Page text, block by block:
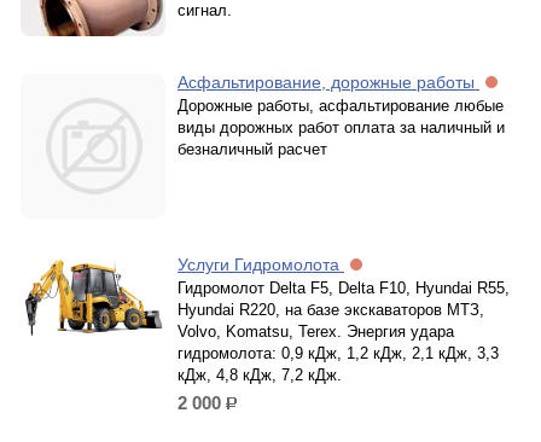
сигнал.
Асфальтирование, дорожные работы
Дорожные работы, асфальтирование любые
виды дорожных работ оплата за наличный и
безналичный расчет
Услуги Гидромолота
Гидромолот Delta F5, Delta F10, Hyundai R55,
Hyundai R220, на базе экскаваторов МТЗ,
Volvo, Komatsu, Terex. Энергия удара
гидромолота: 0,9 кДж, 1,2 кДж, 2,1 кДж, 3,3
кДж, 4,8 кДж, 7,2 кДж.
2 000 р.